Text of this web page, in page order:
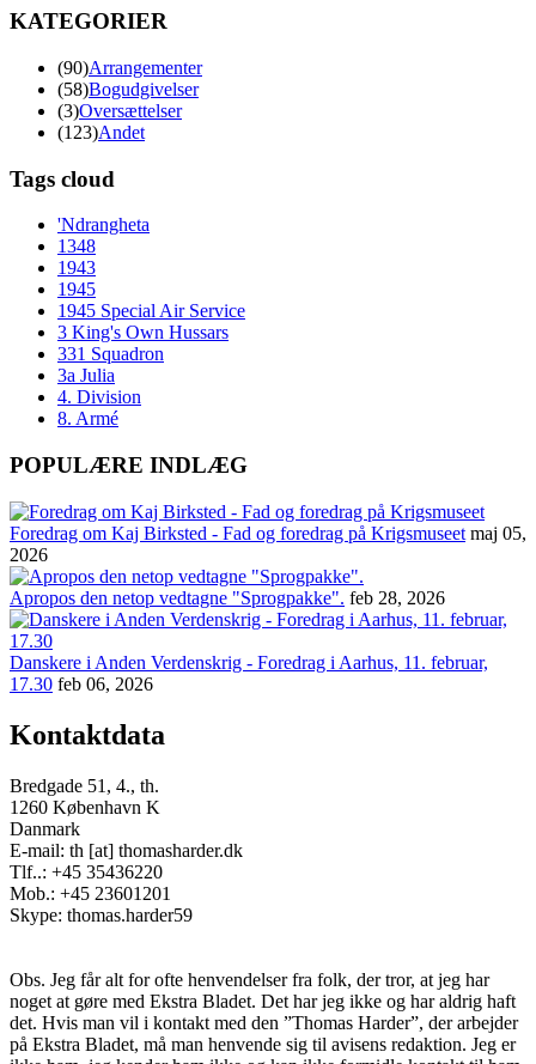
KATEGORIER
(90)Arrangementer
(58)Bogudgivelser
(3)Oversættelser
(123)Andet
Tags cloud
'Ndrangheta
1348
1943
1945
1945 Special Air Service
3 King's Own Hussars
331 Squadron
3a Julia
4. Division
8. Armé
POPULÆRE INDLÆG
Foredrag om Kaj Birksted - Fad og foredrag på Krigsmuseet maj 05,
2026
Apropos den netop vedtagne "Sprogpakke". feb 28, 2026
Danskere i Anden Verdenskrig - Foredrag i Aarhus, 11. februar,
17.30 feb 06, 2026
Kontaktdata
Bredgade 51, 4., th.
1260 København K
Danmark
E-mail: th [at] thomasharder.dk
Tlf..: +45 35436220
Mob.: +45 23601201
Skype: thomas.harder59
Obs. Jeg får alt for ofte henvendelser fra folk, der tror, at jeg har
noget at gøre med Ekstra Bladet. Det har jeg ikke og har aldrig haft
det. Hvis man vil i kontakt med den ”Thomas Harder”, der arbejder
på Ekstra Bladet, må man henvende sig til avisens redaktion. Jeg er